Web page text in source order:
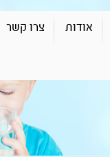
אודות צרו קשר